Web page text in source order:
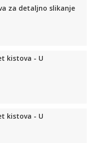
za detaljno slikanje
kistova - U
kistova - U